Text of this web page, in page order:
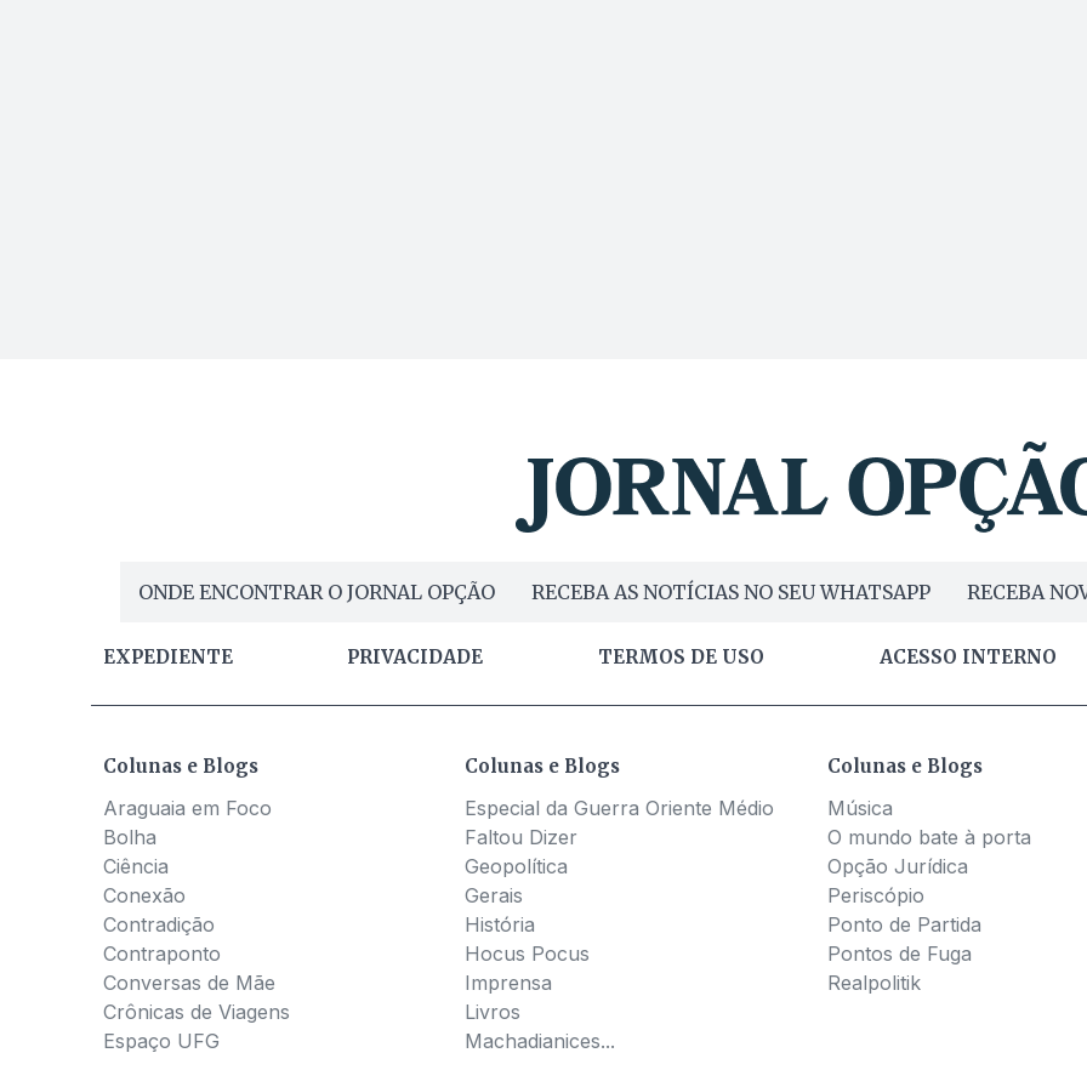
ONDE ENCONTRAR O JORNAL OPÇÃO RECEBA AS NOTÍCIAS NO SEU WHATSAPP RECEBA
EXPEDIENTE PRIVACIDADE TERMOS DE USO ACESSO INTERNO
Colunas e Blogs
Araguaia em Foco
Bolha
Ciência
Conexão
Contradição
Contraponto
Conversas de Mãe
Crônicas de Viagens
Espaço UFG
Colunas e Blogs
Especial da Guerra Oriente Médio
Faltou Dizer
Geopolítica
Gerais
História
Hocus Pocus
Imprensa
Livros
Machadianices...
Colunas e Blogs
Música
O mundo bate à porta
Opção Jurídica
Periscópio
Ponto de Partida
Pontos de Fuga
Realpolitik